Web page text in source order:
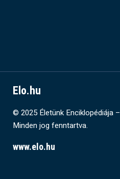
Elo.hu
© 2025 Életünk Enciklopédiája –
Minden jog fenntartva.
www.elo.hu